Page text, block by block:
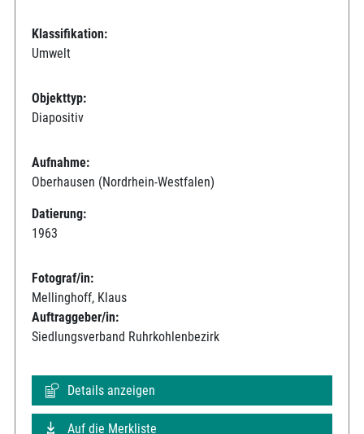
Klassifikation:
Umwelt
Objekttyp:
Diapositiv
Aufnahme:
Oberhausen (Nordrhein-Westfalen)
Datierung:
1963
Fotograf/in:
Mellinghoff, Klaus
Auftraggeber/in:
Siedlungsverband Ruhrkohlenbezirk
Details anzeigen
Auf die Merkliste